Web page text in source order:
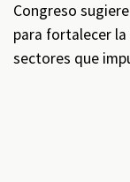
Congreso
para fortalecer
sectores que